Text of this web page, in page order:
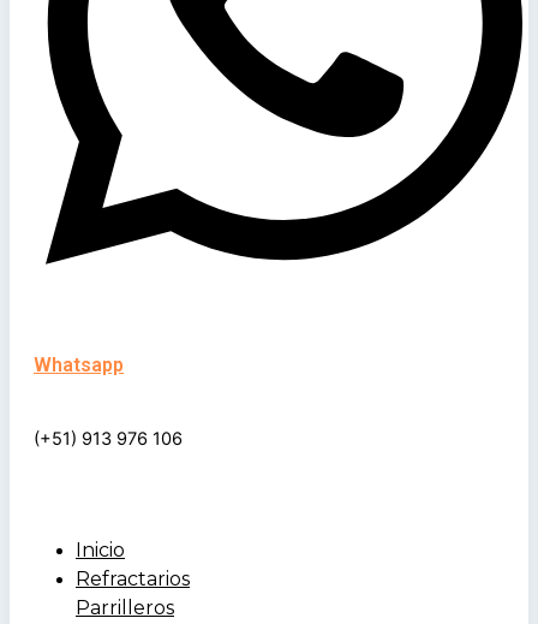
Whatsapp
(+51) 913 976 106
Inicio
Refractarios
Parrilleros